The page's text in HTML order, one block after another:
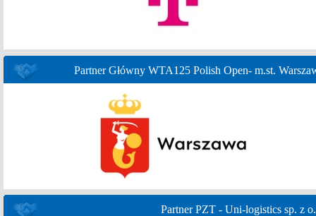
Partner Główny WTA125 Polish Open- m.st.
Partner PZT - Uni-logistics sp. z